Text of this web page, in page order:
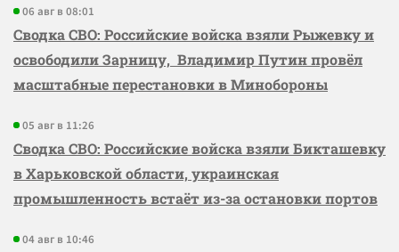
06 авг в 08:01
Сводка СВО: Российские войска взяли Рыжевку и
освободили Зарницу, Владимир Путин провёл
масштабные перестановки в Минобороны
05 авг в 11:26
Сводка СВО: Российские войска взяли Бикташевку
в Харьковской области, украинская
промышленность встаёт из-за остановки портов
04 авг в 10:46